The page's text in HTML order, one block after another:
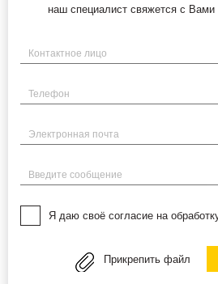
наш специалист свяжется с Вами
Имя
Телефон
Электронная почта
Введите сообщение
Я даю своё согласие на
Прикрепить файл